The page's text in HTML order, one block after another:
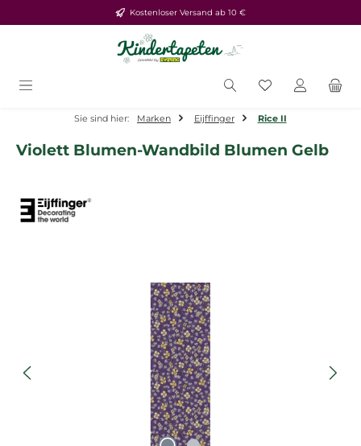
Zum Hauptinhalt springenKostenloser Versand ab 10 €
Du hast 0
Sie sind hier: Marken Eijffinger Rice II
Violett Blumen-Wandbild Blumen Gelb
Bildergalerie überspringen